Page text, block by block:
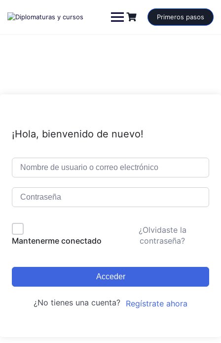
contenido
Primeros pasos
¡Hola, bienvenido de nuevo!
Mantenerme conectado
¿Olvidaste la
contraseña?
Acceder
¿No tienes una cuenta? Regístrate ahora